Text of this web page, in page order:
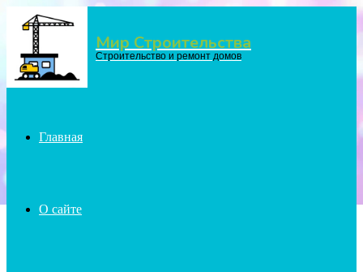
Menu Мир Строительства
Строительство и ремонт домов
Главная
О сайте